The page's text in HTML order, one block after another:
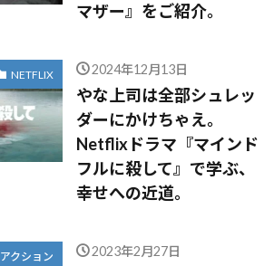
マザー』をご紹介。
NETFLIX 2024年12月13日
やな上司は全部シュレッ
ダーにかけちゃえ。
Netflixドラマ『マインド
フルに殺して』で学ぶ、
幸せへの近道。
アクション 2023年2月27日